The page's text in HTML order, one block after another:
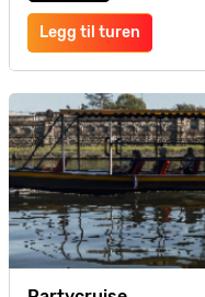
Legg til turen